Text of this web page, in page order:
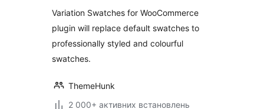
Variation Swatches for WooCommerce
plugin will replace default swatches to
professionally styled and colourful
swatches.
ThemeHunk
2 000+ активних встановлень